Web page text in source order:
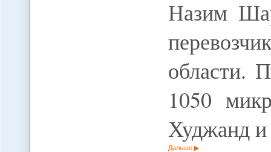
Назим
области.
1050
Худжанд и
Дальше